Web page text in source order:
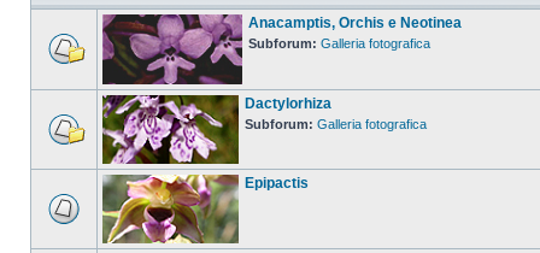
Anacamptis, Orchis e Neotinea
Subforum: Galleria fotografica
Dactylorhiza
Subforum: Galleria fotografica
Epipactis